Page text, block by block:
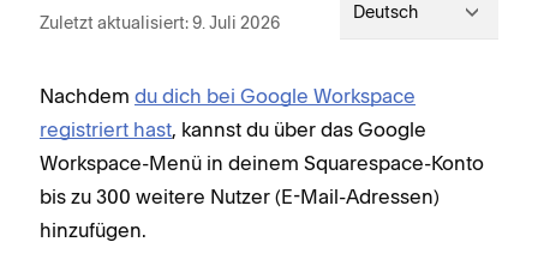
Zuletzt aktualisiert: 9. Juli 2026 Deutsch
Nachdem du dich bei Google Workspace
registriert hast, kannst du über das Google
Workspace-Menü in deinem Squarespace-Konto
bis zu 300 weitere Nutzer (E-Mail-Adressen)
hinzufügen.